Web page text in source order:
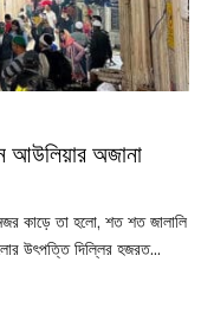
আউলিয়ার অজানা
নজর কাড়ে তা হলো, শত শত জালালি
উৎপত্তি দিল্লির হজরত...